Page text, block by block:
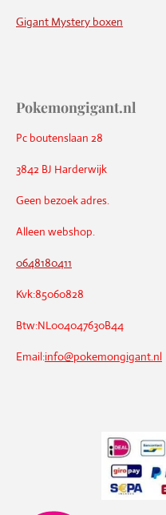
Gigant Mystery boxen
Pokemongigant.nl
Pc boutenslaan 28
3842 BJ Harderwijk
Geen bezoek adres.
Alleen webshop.
0648180411
Kvk:85060828
Btw:NL004047630B44
Email:info@pokemongigant.nl